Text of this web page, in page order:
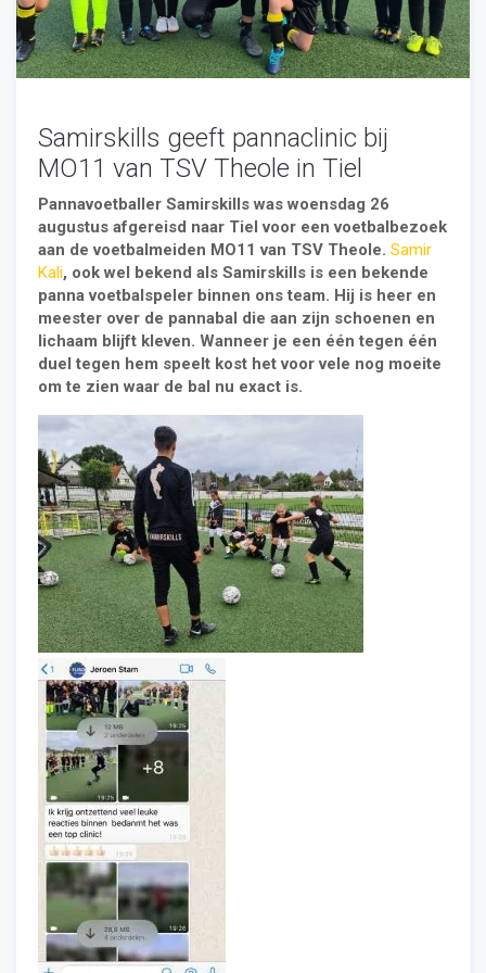
Laat ook jouw gasten genieten van hospitality
entertainment. Kleed jouw evenement aan met
interactieve freestyle of panna voetballers of zorg voor
voetbal-vermaak naast het hoofdprogramma. Wij delen
E-mail:info@freestylerjosh.nl
Samirskills geeft pannaclinic bij
MO11 van TSV Theole in Tiel
Pannavoetballer Samirskills was woensdag 26
augustus afgereisd naar Tiel voor een voetbalbezoek
aan de voetbalmeiden MO11 van TSV Theole. Samir
Kali, ook wel bekend als Samirskills is een bekende
panna voetbalspeler binnen ons team. Hij is heer en
meester over de pannabal die aan zijn schoenen en
lichaam blijft kleven. Wanneer je een één tegen één
duel tegen hem speelt kost het voor vele nog moeite
om te zien waar de bal nu exact is.